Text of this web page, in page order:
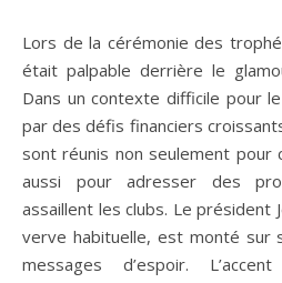
Lors de la cérémonie des trophées de la LFFP, la tension
était palpable derrière le
Dans un contexte difficile pour
par des défis financiers
sont réunis non seulement pour
aussi pour adresser des
assaillent les clubs. Le président
verve habituelle, est monté sur
messages d’espoir.